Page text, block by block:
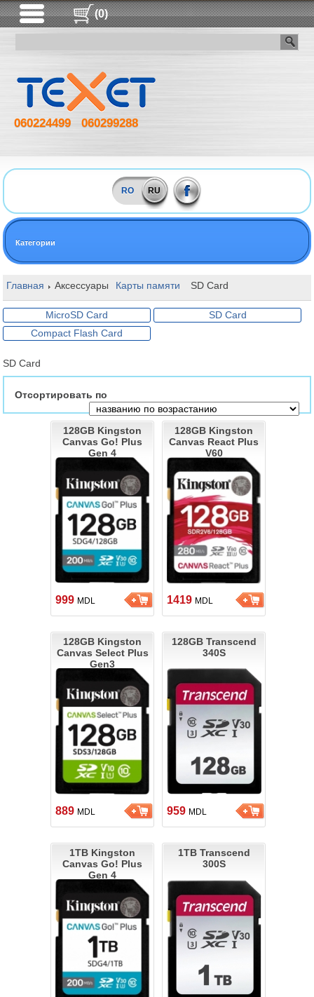
(0)
060224499 060299288
RO RU
Категории
Главная Аксессуары Карты памяти SD Card
MicroSD Card
SD Card
Compact Flash Card
SD Card
Отсортировать по
128GB Kingston
Canvas Go! Plus
Gen 4
999 MDL
128GB Kingston
Canvas React Plus
V60
1419 MDL
128GB Kingston
Canvas Select Plus
Gen3
889 MDL
128GB Transcend
340S
959 MDL
1TB Kingston
Canvas Go! Plus
Gen 4
1TB Transcend
300S